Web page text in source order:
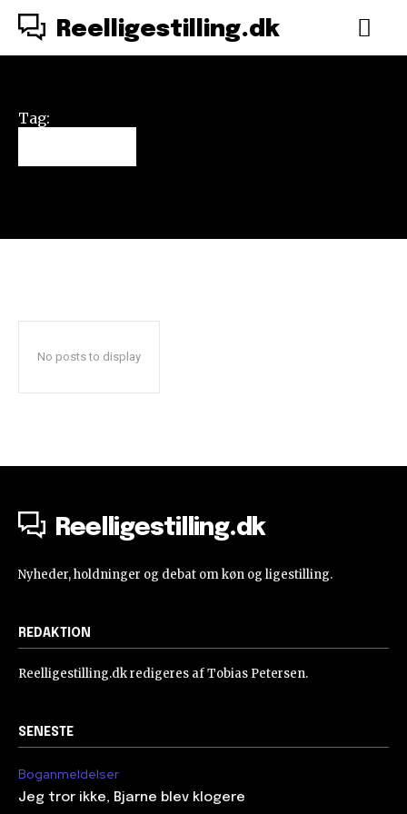
Reelligestilling.dk
Tag:
No posts to display
Reelligestilling.dk
Nyheder, holdninger og debat om køn og ligestilling.
REDAKTION
Reelligestilling.dk redigeres af Tobias Petersen.
SENESTE
Boganmeldelser
Jeg tror ikke, Bjarne blev klogere